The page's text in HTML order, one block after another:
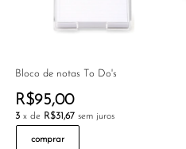
Bloco de notas To Do's
R$95,00
3 x de R$31,67 sem juros
comprar